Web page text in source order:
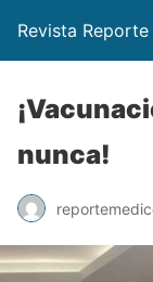
Revista Reporte
nunca!